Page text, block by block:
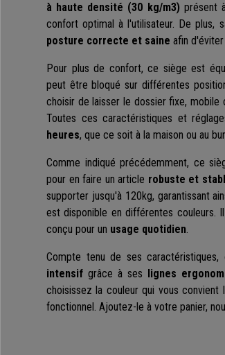
à haute densité (30 kg/m3) présent
confort optimal à l'utilisateur. De plus,
posture correcte et saine afin
Pour plus de confort, ce siège est
peut être bloqué sur différentes
choisir de laisser le dossier fixe, mobile
Toutes ces caractéristiques et
heures, que ce soit à la maison ou au
Comme indiqué précédemment, ce
pour en faire un article robuste et
supporter jusqu'à 120kg, garantissant
est disponible en différentes couleurs. Il
conçu pour un usage quotidien.
Compte tenu de ses
intensif grâce à ses lignes
choisissez la couleur qui vous
fonctionnel. Ajoutez-le à votre panier,